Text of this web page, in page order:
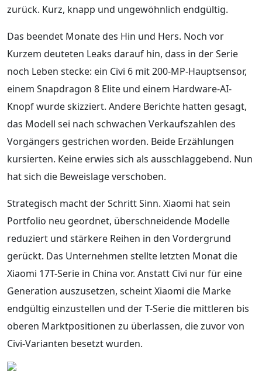
zurück. Kurz, knapp und ungewöhnlich endgültig.
Das beendet Monate des Hin und Hers. Noch vor
Kurzem deuteten Leaks darauf hin, dass in der Serie
noch Leben stecke: ein Civi 6 mit 200-MP-Hauptsensor,
einem Snapdragon 8 Elite und einem Hardware-AI-
Knopf wurde skizziert. Andere Berichte hatten gesagt,
das Modell sei nach schwachen Verkaufszahlen des
Vorgängers gestrichen worden. Beide Erzählungen
kursierten. Keine erwies sich als ausschlaggebend. Nun
hat sich die Beweislage verschoben.
Strategisch macht der Schritt Sinn. Xiaomi hat sein
Portfolio neu geordnet, überschneidende Modelle
reduziert und stärkere Reihen in den Vordergrund
gerückt. Das Unternehmen stellte letzten Monat die
Xiaomi 17T-Serie in China vor. Anstatt Civi nur für eine
Generation auszusetzen, scheint Xiaomi die Marke
endgültig einzustellen und der T-Serie die mittleren bis
oberen Marktpositionen zu überlassen, die zuvor von
Civi-Varianten besetzt wurden.